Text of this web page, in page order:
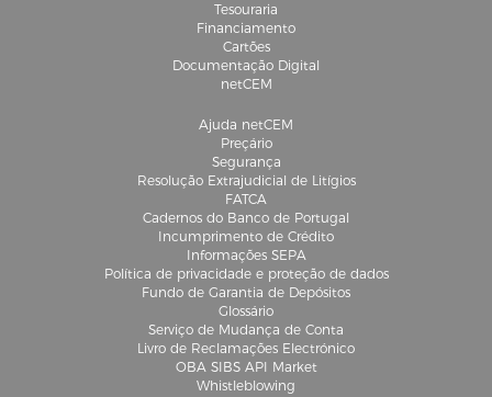
Tesouraria
Financiamento
Cartões
Documentação Digital
netCEM
Ajuda netCEM
Preçário
Segurança
Resolução Extrajudicial de Litígios
FATCA
Cadernos do Banco de Portugal
Incumprimento de Crédito
Informações SEPA
Política de privacidade e proteção de dados
Fundo de Garantia de Depósitos
Glossário
Serviço de Mudança de Conta
Livro de Reclamações Electrónico
OBA SIBS API Market
Whistleblowing